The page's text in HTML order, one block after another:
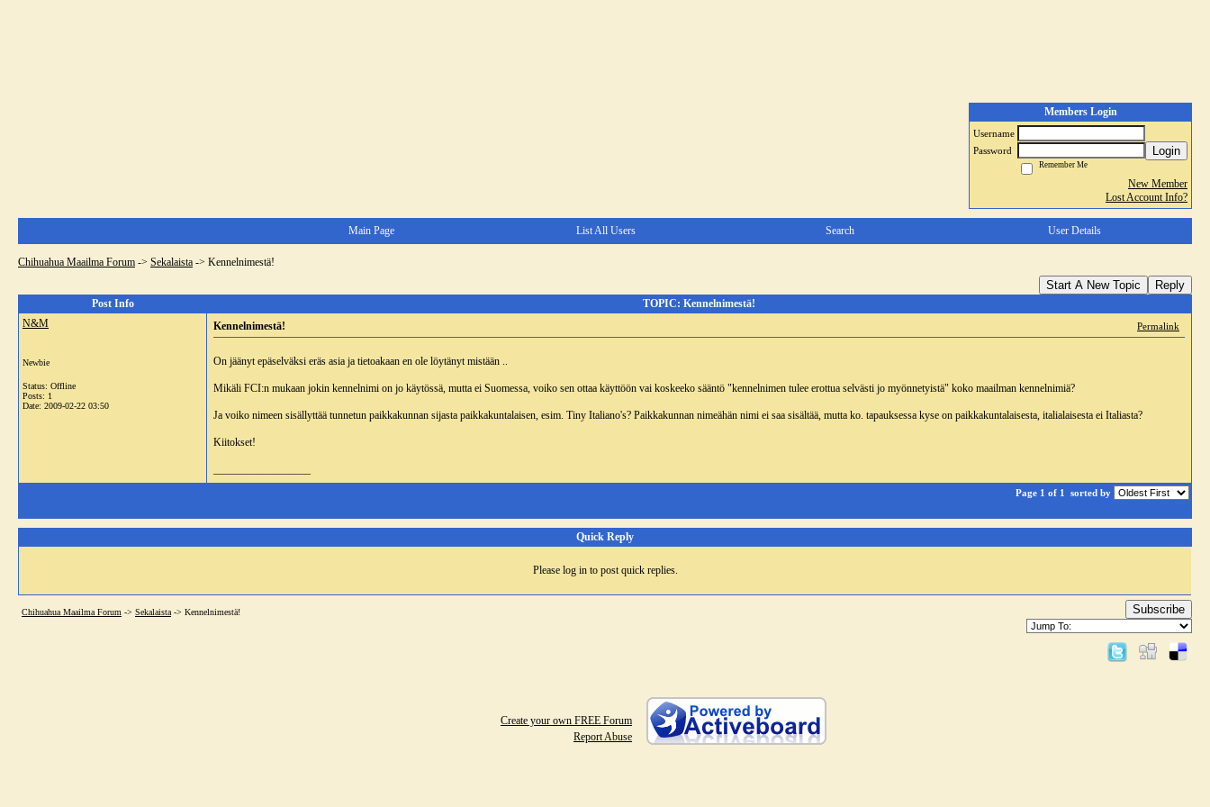
Members Login
Username
Password
Login
Remember Me
New Member
Lost Account Info?
Main Page List All Users Search User Details
Chihuahua Maailma Forum -> Sekalaista -> Kennelnimestä!
Start A New Topic Reply
Post Info
TOPIC: Kennelnimestä!
N&M
Newbie
Status: Offline
Posts: 1
Date: 2009-02-22 03:50
Kennelnimestä! Permalink
On jäänyt epäselväksi eräs asia ja tietoakaan en ole löytänyt mistään ..
Mikäli FCI:n mukaan jokin kennelnimi on jo käytössä, mutta ei Suomessa, voiko sen ottaa käyttöön vai koskeeko sääntö "kennelnimen tulee erottua selvästi jo myönnetyistä" koko maailman kennelnimiä?
Ja voiko nimeen sisällyttää tunnetun paikkakunnan sijasta paikkakuntalaisen, esim. Tiny Italiano's? Paikkakunnan nimeähän nimi ei saa sisältää, mutta ko. tapauksessa kyse on paikkakuntalaisesta, italialaisesta ei Italiasta?
Kiitokset!
Page 1 of 1 sorted by
Quick Reply
Please log in to post quick replies.
Chihuahua Maailma Forum -> Sekalaista -> Kennelnimestä! Subscribe
Create your own FREE Forum
Report Abuse